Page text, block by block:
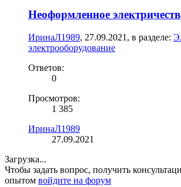
Неоформленное
ИринаЛ1989, 27.09.2021 , в разделе:
электрооборудование
Ответов:
0
Просмотров:
1 385
ИринаЛ1989
27.09.2021
Загрузка...
Чтобы задать вопрос, получить
опытом войдите на форум